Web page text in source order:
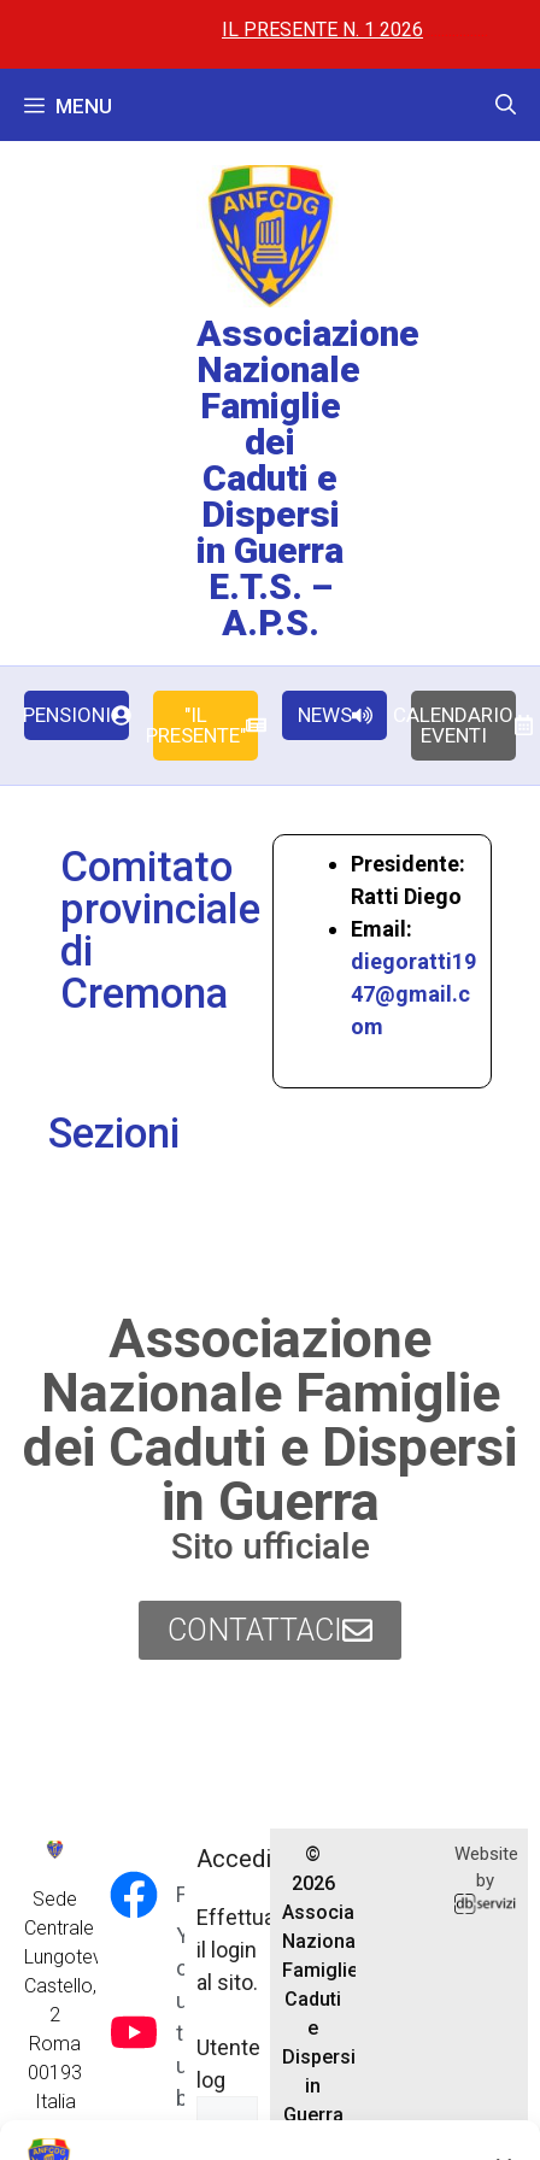
IL PRESENTE N. 1 2026............................
MENU
Associazione
Nazionale
Famiglie
dei
Caduti e
Dispersi
in Guerra
E.T.S. –
A.P.S.
PENSIONI
"IL
PRESENTE"
NEWS
CALENDARIO
EVENTI
Comitato
provinciale
di
Cremona
Presidente:
Ratti Diego
Email:
diegoratti19
47@gmail.c
om
Sezioni
Associazione
Nazionale Famiglie
dei Caduti e Dispersi
in Guerra
Sito ufficiale
CONTATTACI
Sede
Centrale
Lungotevere
Castello,
2
Roma
00193
Italia
Facebook
Y
o
u
t
u
b
Accedi
Effettua
il login
al sito.
Utente
log
©
2026
Associazione
Nazionale
Famiglie
Caduti
e
Dispersi
in
Guerra
Website
by